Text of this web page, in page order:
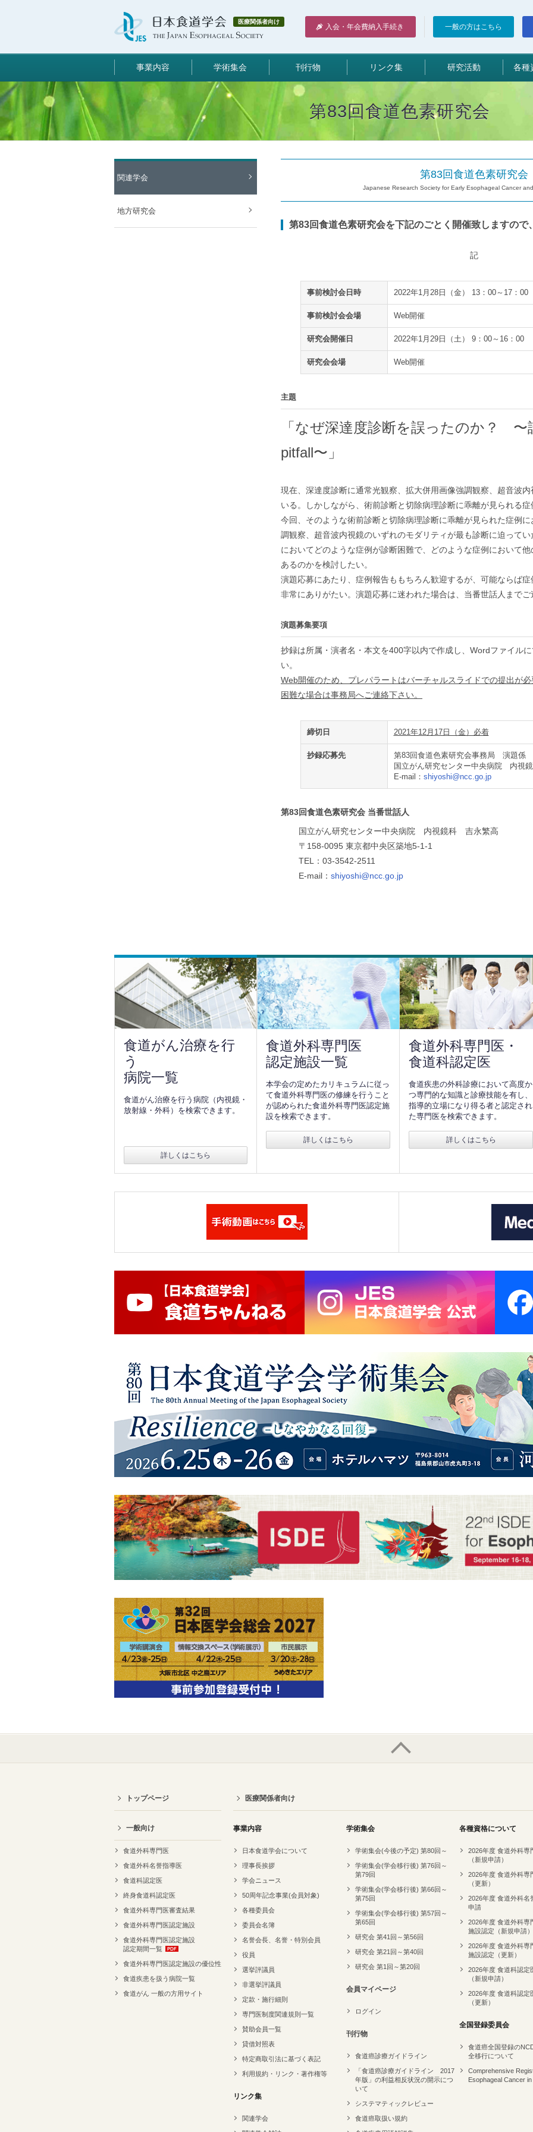
医療関係者向け
入会・年会費納入手続き 一般の方はこちら
事業内容 学術集会 刊行物 リンク集 研究活動 各種
第83回食道色素研究会
第83回食道色素研究会
Japanese Research Society for Early Esophageal Cancer
第83回食道色素研究会を下記のごとく開催致しますので
記
事前検討会日時 2022年1月28日（金） 13：00～17：00
事前検討会会場 Web開催
研究会開催日 2022年1月29日（土） 9：00～16：00
研究会会場 Web開催
主題
「なぜ深達度診断を誤ったのか？
pitfall〜」
現在、深達度診断に通常光観察、拡大併用画像強調観察、超音波
いる。しかしながら、術前診断と切除病理診断に乖離が見られる
今回、そのような術前診断と切除病理診断に乖離が見られた症例
調観察、超音波内視鏡のいずれのモダリティが最も診断に迫って
においてどのような症例が診断困難で、どのような症例において
あるのかを検討したい。
演題応募にあたり、症例報告ももちろん歓迎するが、可能ならば
非常にありがたい。演題応募に迷われた場合は、当番世話人まで
演題募集要項
抄録は所属・演者名・本文を400字以内で作成し、Wordファイル
い。
Web開催のため、プレパラートはバーチャルスライドでの提出が
困難な場合は事務局へご連絡下さい。
締切日 2021年12月17日（金）必着
抄録応募先
第83回食道色素研究会事務局 演題係
国立がん研究センター中央病院 内視
E-mail： shiyoshi@ncc.go.jp
第83回食道色素研究会 当番世話人
国立がん研究センター中央病院 内視鏡科 吉永繁高
〒158-0095 東京都中央区築地5-1-1
TEL：03-3542-2511
E-mail： shiyoshi@ncc.go.jp
関連学会
地方研究会
食道がん治療を行
う
病院一覧
食道がん治療を行う病院（内視鏡・
放射線・外科）を検索できます。
詳しくはこちら
食道外科専門医
認定施設一覧
本学会の定めたカリキュラムに従っ
て食道外科専門医の修練を行うこと
が認められた食道外科専門医認定施
設を検索できます。
詳しくはこちら
食道外科専門医・
食道科認定医
食道疾患の外科診療において高度か
つ専門的な知識と診療技能を有し、
指導的立場になり得る者と認定され
た専門医を検索できます。
詳しくはこちら
トップページ
一般向け
食道外科専門医
食道外科名誉指導医
食道科認定医
終身食道科認定医
食道外科専門医審査結果
食道外科専門医認定施設
食道外科専門医認定施設
認定期間一覧
食道外科専門医認定施設の優位性
食道疾患を扱う病院一覧
食道がん 一般の方用サイト
医療関係者向け
事業内容
日本食道学会について
理事長挨拶
学会ニュース
50周年記念事業(会員対象)
各種委員会
委員会名簿
名誉会長、名誉・特別会員
役員
選挙評議員
非選挙評議員
定款・施行細則
専門医制度関連規則一覧
賛助会員一覧
貸借対照表
特定商取引法に基づく表記
利用規約・リンク・著作権等
リンク集
関連学会
学術集会
学術集会(今後の予定) 第80回～
学術集会(学会移行後) 第76回～
第79回
学術集会(学会移行後) 第66回～
第75回
学術集会(学会移行後) 第57回～
第65回
研究会 第41回～第56回
研究会 第21回～第40回
研究会 第1回～第20回
会員マイページ
ログイン
刊行物
食道癌診療ガイドライン
「食道癌診療ガイドライン 2017
年版」の利益相反状況の開示につ
いて
システマティックレビュー
食道癌取扱い規約
各種資格について
2026年度 食道外科専
（新規申請）
2026年度 食道外科専
（更新）
2026年度 食道外科名
申請
2026年度 食道外科専
施設認定（新規申請）
2026年度 食道外科専
施設認定（更新）
2026年度 食道科認定
（新規申請）
2026年度 食道科認定
（更新）
全国登録委員会
食道癌全国登録の
全移行について
Comprehensive
Esophageal Cancer